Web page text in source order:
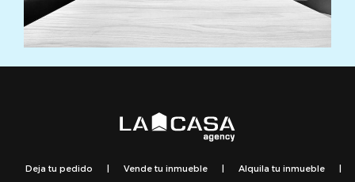
Deja tu pedido | Vende tu inmueble | Alquila tu inmueble |